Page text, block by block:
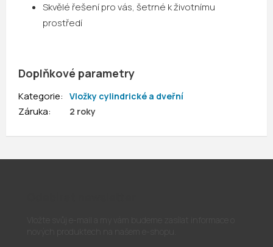
Skvělé řešení pro vás, šetrné k životnímu
prostředí
Doplňkové parametry
Kategorie: Vložky cylindrické a dveřní
Záruka: 2 roky